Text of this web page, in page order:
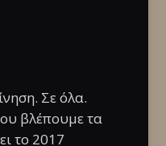
Σε όλα.
βλέπουμε τα
το 2017